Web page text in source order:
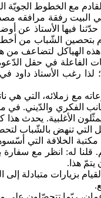
مع الخطوط الجويّة
البيت رفقة مرافقه
بتحصين الشّباب من
الهياكل لتضاعف
الفاعلة في حقل
لذا رغب الأستاذ
مع زملائه، التي
الفكري والدّيني. في
التي تنهض
مكتبة الخلافة
له: انظر مع
هذا.
متبادلة إلى